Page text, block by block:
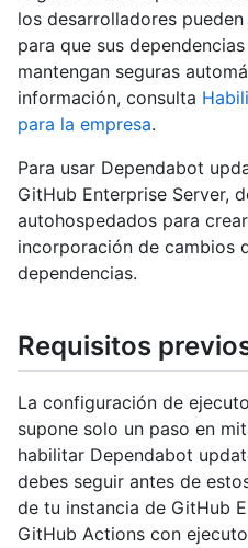
los desarrolladores
para que sus
mantengan seguras
información, consulta
para la empresa.
Para usar Dependabot
GitHub Enterprise Server,
autohospedados para
incorporación de cambios
dependencias.
Requisitos
La configuración de
supone solo un paso en
habilitar Dependabot
debes seguir antes de
de tu instancia de GitHub
GitHub Actions con